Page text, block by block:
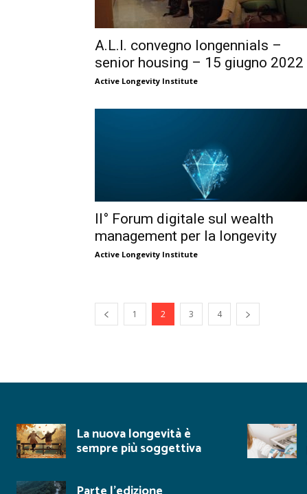
A.L.I. convegno longennials –
senior housing – 15 giugno 2022
Active Longevity Institute
II° Forum digitale sul wealth
management per la longevity
Active Longevity Institute
1 2 3 4
La nuova longevità è
sempre più soggettiva